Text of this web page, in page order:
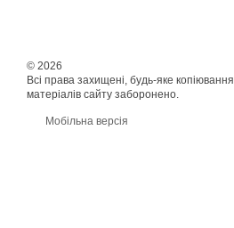
© 2026
Всі права захищені, будь-яке копіювання
матеріалів сайту заборонено.
Мобільна версія